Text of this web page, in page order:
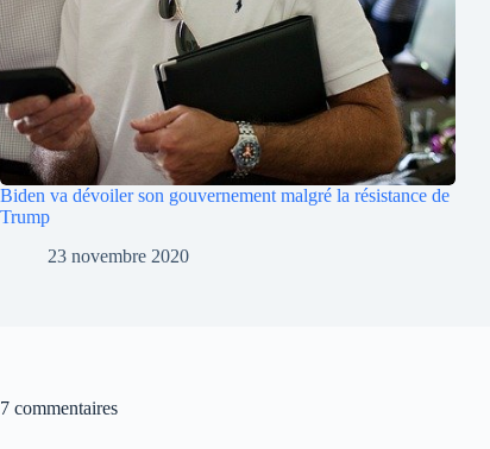
Biden va dévoiler son gouvernement malgré la résistance de
Trump
23 novembre 2020
7 commentaires